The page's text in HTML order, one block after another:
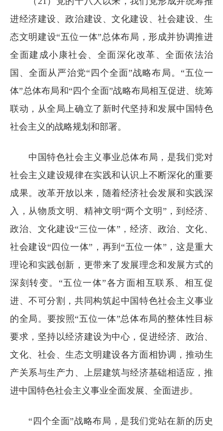
进经济建设、政治建设、文化建设、社会建设、生
态文明建设“五位一体”总体布局，形成并协调推进
全面建成小康社会、全面深化改革、全面依法治
国、全面从严治党“四个全面”战略布局。“五位一
体”总体布局和“四个全面”战略布局相互促进、统筹
联动，从全局上确立了新时代坚持和发展中国特色
社会主义的战略规划和部署。
中国特色社会主义事业总体布局，是我们党对
社会主义建设规律在实践和认识上不断深化的重要
成果。改革开放以来，随着经济社会发展和实践深
入，从物质文明、精神文明“两个文明”，到经济、
政治、文化建设“三位一体”，经济、政治、文化、
社会建设“四位一体”，再到“五位一体”，这是重大
理论和实践创新，更带来了发展理念和发展方式的
深刻转变。“五位一体”各方面相互联系、相互促
进、不可分割，共同构筑起中国特色社会主义事业
的全局。要按照“五位一体”总体布局的整体性目标
要求，坚持以经济建设为中心，促进经济、政治、
文化、社会、生态文明建设各方面相协调，推动生
产关系与生产力、上层建筑与经济基础相适应，推
进中国特色社会主义事业全面发展、全面进步。
“四个全面”战略布局，是我们党站在新的历史